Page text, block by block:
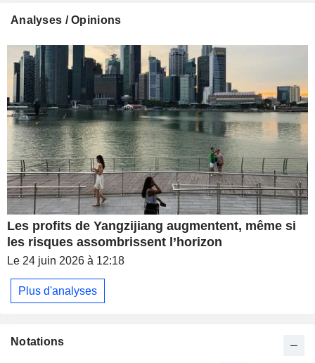
Analyses / Opinions
Les profits de Yangzijiang augmentent, même si
les risques assombrissent l’horizon
Le 24 juin 2026 à 12:18
Plus d'analyses
Notations